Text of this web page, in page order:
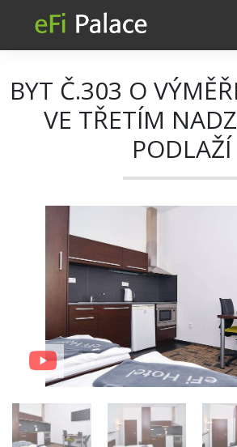
BYT Č.303 O
VE TŘETÍM
PODLAŽÍ
Previous